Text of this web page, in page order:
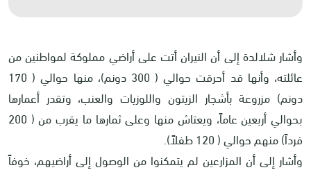
وأشار شلالدة إلى أن النيران أتت على أراضي مملوكة لمواطنين من
عائلته، وأنها قد أحرقت حوالي ( 300 دونم)، منها حوالي ( 170
دونم) مزروعة بأشجار الزيتون واللوزيات والعنب، وتقدر أعمارها
بحوالي أربعين عاماً، ويعتاش منها وعلى ثمارها ما يقرب من ( 200
فرداً) منهم حوالي ( 120 طفلاً).
وأشار إلى أن المزارعين لم يتمكنوا من الوصول إلى أراضيهم، خوفاً